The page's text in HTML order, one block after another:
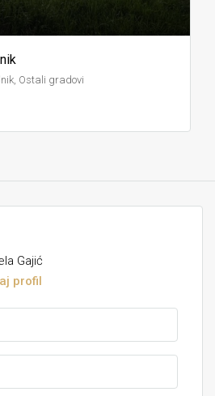
Ostali gradovi
Gajić
profil